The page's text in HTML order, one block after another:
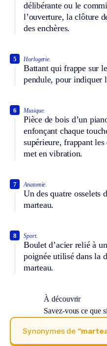
délibérante ou le
l’ouverture, la clôture
des enchères.
Horlogerie.
Battant qui frappe sur
pendule, pour indiquer
5
Musique.
Pièce de bois d’un
enfonçant chaque
supérieure, frappant
met en vibration.
6
Anatomie.
Un des quatre osselets
marteau.
7
Sport.
Boulet d’acier relié à
poignée utilisé dans la
marteau.
8
À découvrir
Savez-vous ce que
Synonymes de